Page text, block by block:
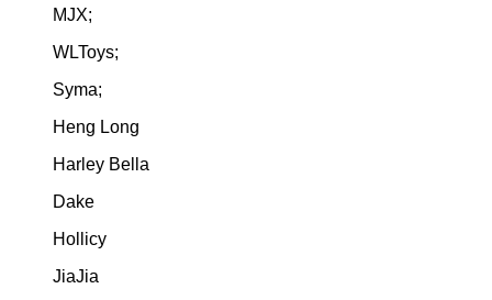
MJX;
WLToys;
Syma;
Heng Long
Harley Bella
Dake
Hollicy
JiaJia